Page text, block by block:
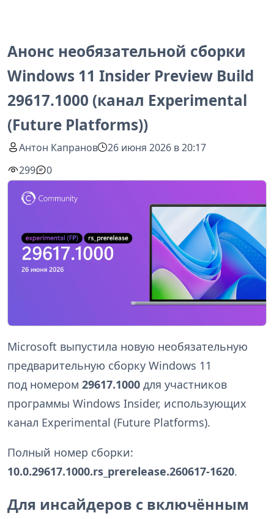
Анонс необязательной сборки
Windows 11 Insider Preview Build
29617.1000 (канал Experimental
(Future Platforms))
Антон Капранов
26 июня 2026 в 20:17
299
0
Microsoft выпустила новую необязательную
предварительную сборку Windows 11
под номером 29617.1000 для участников
программы Windows Insider, использующих
канал Experimental (Future Platforms).
Полный номер сборки:
10.0.29617.1000.rs_prerelease.260617-1620.
Для инсайдеров с включённым